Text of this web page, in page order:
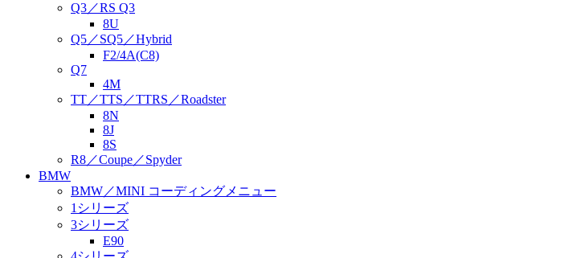
Q3／RS Q3
8U
Q5／SQ5／Hybrid
F2/4A(C8)
Q7
4M
TT／TTS／TTRS／Roadster
8N
8J
8S
R8／Coupe／Spyder
BMW
BMW／MINI コーディングメニュー
1シリーズ
3シリーズ
E90